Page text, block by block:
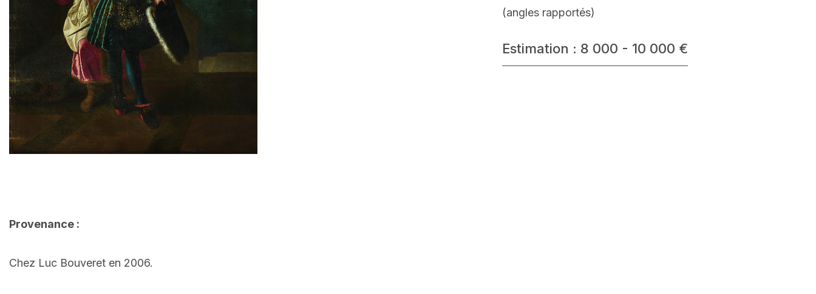
(angles rapportés)
Estimation : 8 000 - 10 000 €
Provenance :
Chez Luc Bouveret en 2006.